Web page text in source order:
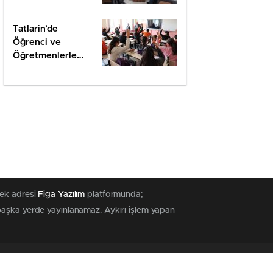
Tatlarin’de
Öğrenci ve
Öğretmenlerle
adresi Figa Yazılım platformunda;
yerde yayınlanamaz. Aykırı işlem yapan